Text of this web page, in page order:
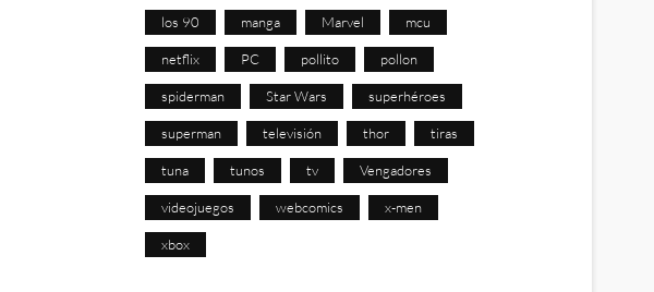
los 90 manga Marvel mcu
netflix PC pollito pollon
spiderman Star Wars superhéroes
superman televisión thor tiras
tuna tunos tv Vengadores
videojuegos webcomics x-men
xbox